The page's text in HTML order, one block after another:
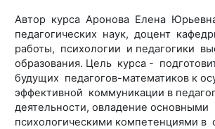
Автор курса Аронова Елена
педагогических наук, доцент
работы, психологии и педагогики
образования. Цель курса -
будущих педагогов-математиков к
эффективной коммуникации в
деятельности, овладение основными
психологическими компетенциями в